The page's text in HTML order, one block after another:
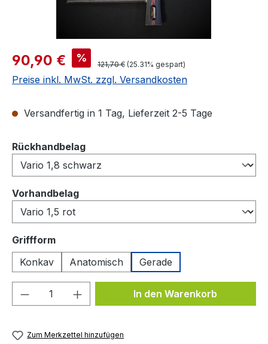
Verkaufspreis:
90,90 € % Regulärer Preis:
121,70 € (25.31% gespart)
Preise inkl. MwSt. zzgl. Versandkosten
Versandfertig in 1 Tag, Lieferzeit 2-5 Tage
Rückhandbelagauswählen
Vorhandbelagauswählen
Griffformauswählen
Konkav
Anatomisch Gerade
Produkt Anzahl: Gib denIn den Warenkorb
Zum Merkzettel hinzufügen